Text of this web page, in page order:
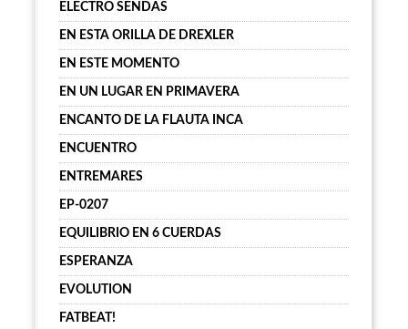
ELECTRO SENDAS
EN ESTA ORILLA DE DREXLER
EN ESTE MOMENTO
EN UN LUGAR EN PRIMAVERA
ENCANTO DE LA FLAUTA INCA
ENCUENTRO
ENTREMARES
EP-0207
EQUILIBRIO EN 6 CUERDAS
ESPERANZA
EVOLUTION
FATBEAT!